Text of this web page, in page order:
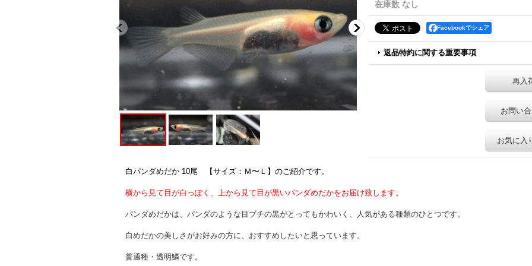
在庫数 なし
Facebookでシェア
返品特約に関する重要事項
再入
お問い
お気に入
白パンダめだか 10尾 【サイズ：Ｍ〜Ｌ】のご紹介です。
横から見て目が白っぽく、上から見て目が黒いパンダめだかをお届け致します。
パンダめだかは、パンダのような目ブチの黒がとってもかわいく、人気がある種類のひとつです。
白めだかの美しさがお好みの方に、おすすめしたいと思っています。
普通種・透明鱗です。